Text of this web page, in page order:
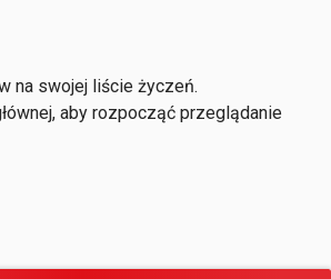
na swojej liście życzeń.
aby rozpocząć przeglądanie